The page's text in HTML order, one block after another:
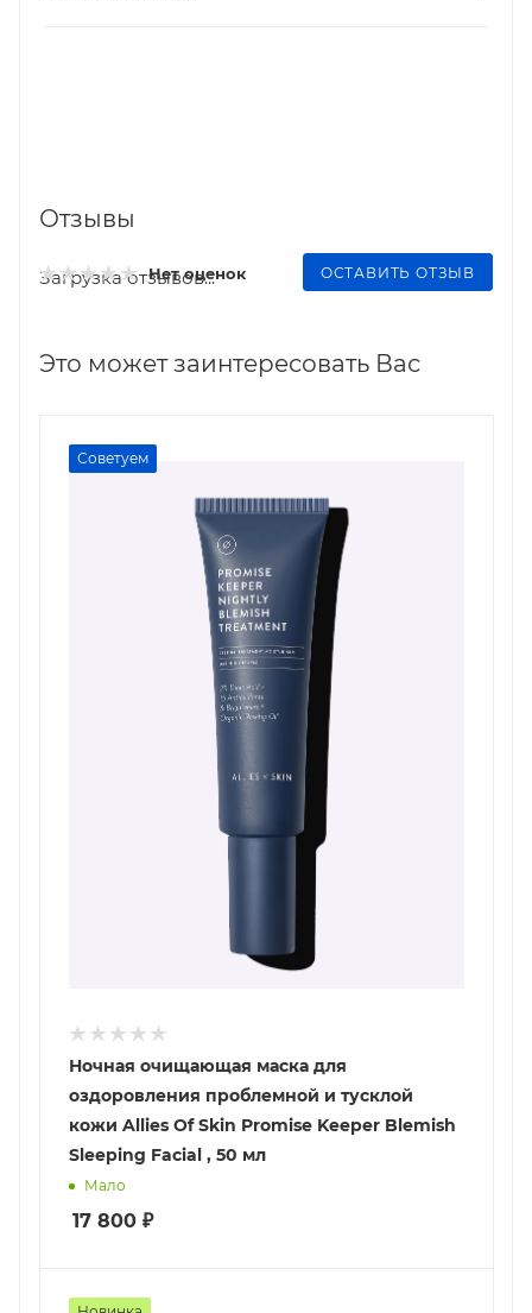
Отзывы
Нет оценок ОСТАВИТЬ ОТЗЫВ
Загрузка отзывов...
Это может заинтересовать Вас
Советуем
Ночная очищающая маска для
оздоровления проблемной и тусклой
кожи Allies Of Skin Promise Keeper Blemish
Sleeping Facial , 50 мл
Мало
17 800 ₽